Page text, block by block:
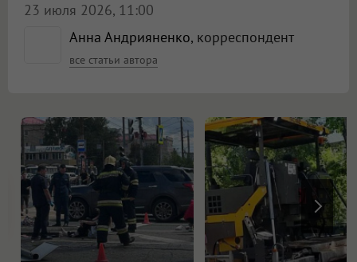
Анна Андрияненко, корреспондент
все статьи автора
23 июля 2026, 11:00